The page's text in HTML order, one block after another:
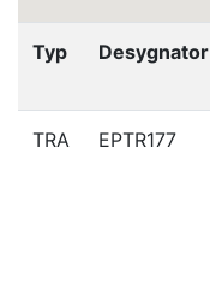
Typ Desygnator
TRA EPTR177